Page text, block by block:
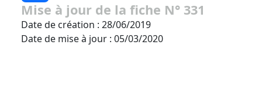
Mise à jour de la fiche N° 331
Date de création : 28/06/2019
Date de mise à jour : 05/03/2020